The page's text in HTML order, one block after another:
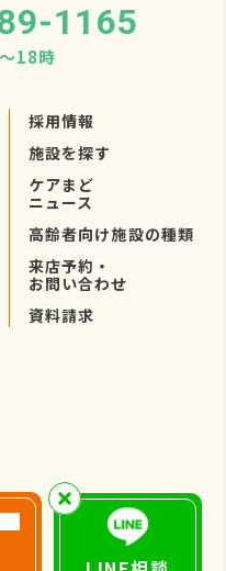
1165
18時
採用情報
施設を探す
ケアまど
ニュース
高齢者向け施設の種類
来店予約・
お問い合わせ
資料請求